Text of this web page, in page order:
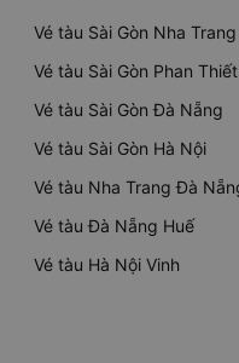
Vé tàu Sài Gòn Nha Trang
Vé tàu Sài Gòn Phan Thiết
Vé tàu Sài Gòn Đà Nẵng
Vé tàu Sài Gòn Hà Nội
Vé tàu Nha Trang Đà
Vé tàu Đà Nẵng Huế
Vé tàu Hà Nội Vinh